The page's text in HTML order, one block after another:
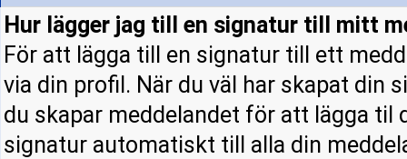
Hur lägger jag till en signatur till mitt
För att lägga till en signatur till ett
via din profil. När du väl har skapat din
du skapar meddelandet för att lägga til
signatur automatiskt till alla din